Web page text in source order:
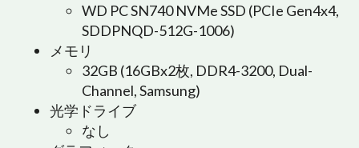
WD PC SN740 NVMe SSD (PCIe Gen4x4,
SDDPNQD-512G-1006)
メモリ
32GB (16GBx2枚, DDR4-3200, Dual-
Channel, Samsung)
光学ドライブ
なし